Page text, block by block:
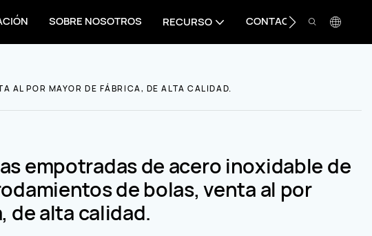
SOBRE NOSOTROS RECURSO CONTACTO
AL POR MAYOR DE FÁBRICA, DE ALTA CALIDAD.
empotradas de acero inoxidable de
de bolas, venta al por
de alta calidad.